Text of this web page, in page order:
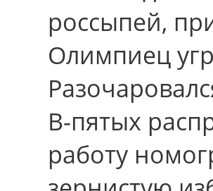
россыпей,
Олимпиец
В-пятых
работу